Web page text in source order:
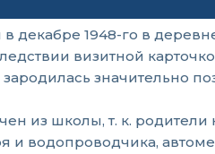
декабре 1948-го в
визитной
значительно
из школы, т. к.
и водопроводчика,